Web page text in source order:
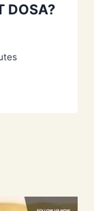
DOSA?